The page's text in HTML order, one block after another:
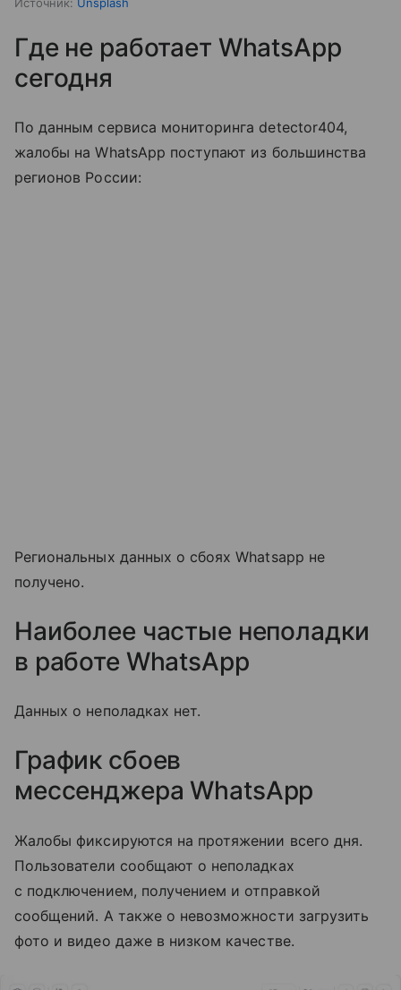
Где не работает WhatsApp
сегодня
По данным сервиса мониторинга detector404,
жалобы на WhatsApp поступают из большинства
регионов России:
Региональных данных о сбоях Whatsapp не
получено.
Наиболее частые неполадки
в работе WhatsApp
Данных о неполадках нет.
График сбоев
мессенджера WhatsApp
Жалобы фиксируются на протяжении всего дня.
Пользователи сообщают о неполадках
с подключением, получением и отправкой
сообщений. А также о невозможности загрузить
фото и видео даже в низком качестве.